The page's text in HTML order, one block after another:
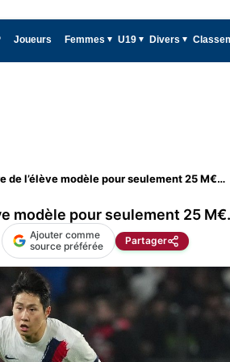
Joueurs Femmes U19 Divers
de l’élève modèle pour seulement 25 M€…
modèle pour seulement 25
Ajouter comme
source préférée
Partager